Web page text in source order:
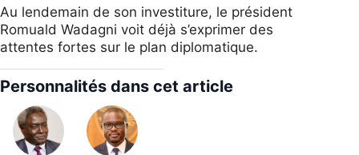
Au lendemain de son investiture, le président
Romuald Wadagni voit déjà s’exprimer des
attentes fortes sur le plan diplomatique.
Personnalités dans cet article